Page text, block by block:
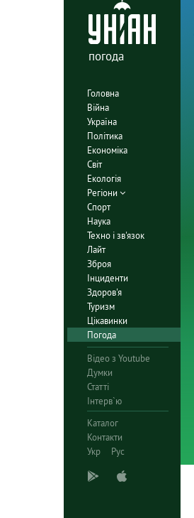
погода
Головна
Війна
Україна
Політика
Економіка
Світ
Екологія
Регіони
Спорт
Наука
Техно і зв'язок
Лайт
Зброя
Інциденти
Здоров'я
Туризм
Цікавинки
Погода
Відео з Youtube
Думки
Статті
Інтерв`ю
Каталог
Контакти
Укр
Рус